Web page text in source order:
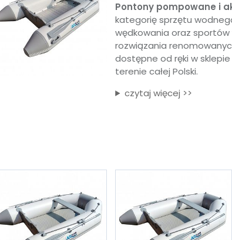
Pontony pompowane i
kategorię sprzętu
wędkowania oraz sportów
rozwiązania
dostępne od ręki w
terenie całej Polski.
czytaj więcej >>